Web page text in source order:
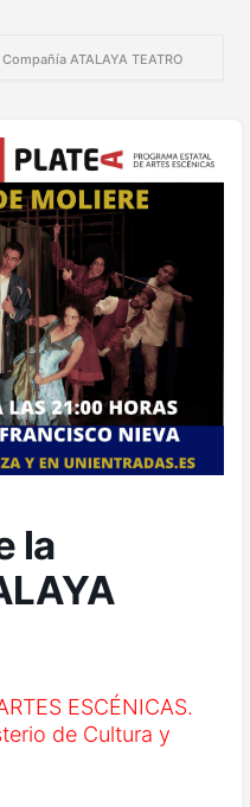
Compañía ATALAYA TEATRO
la
ESCÉNICAS.
de Cultura y